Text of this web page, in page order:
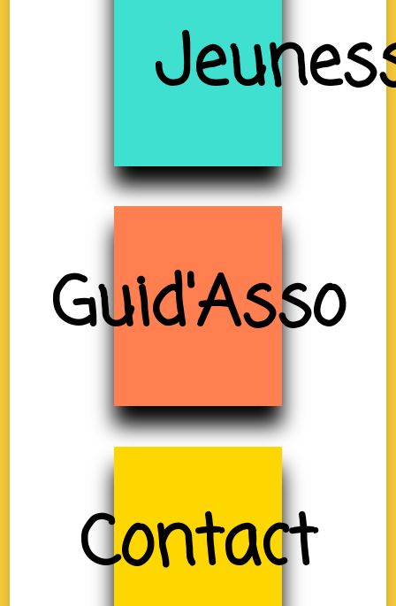
Guid'Asso
Contact